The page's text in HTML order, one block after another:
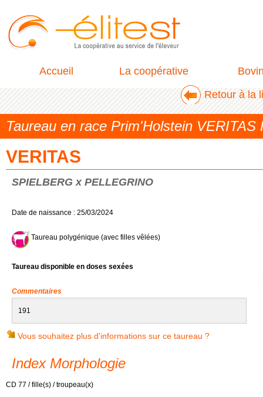
Accueil La coopérative
Retour à la
Taureau en race Prim'Holstein VERITAS
VERITAS
SPIELBERG x PELLEGRINO
Date de naissance : 25/03/2024
Taureau polygénique (avec filles vêlées)
Taureau disponible en doses sexées
Commentaires
191
Vous souhaitez plus d'informations sur ce taureau ?
Index Morphologie
CD 77 / fille(s) / troupeau(x)